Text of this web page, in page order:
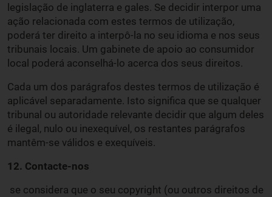
legislação de inglaterra e gales. Se decidir interpor uma
ação relacionada com estes termos de utilização,
poderá ter direito a interpô-la no seu idioma e nos seus
tribunais locais. Um gabinete de apoio ao consumidor
local poderá aconselhá-lo acerca dos seus direitos.
Cada um dos parágrafos destes termos de utilização é
aplicável separadamente. Isto significa que se qualquer
tribunal ou autoridade relevante decidir que algum deles
é ilegal, nulo ou inexequível, os restantes parágrafos
mantêm-se válidos e exequíveis.
12. Contacte-nos
se considera que o seu copyright (ou outros direitos de